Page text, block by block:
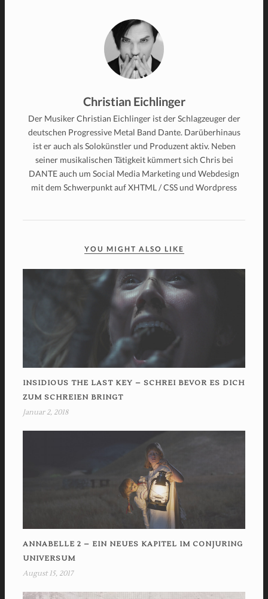
Christian Eichlinger
Der Musiker Christian Eichlinger ist der Schlagzeuger der
deutschen Progressive Metal Band Dante. Darüberhinaus
ist er auch als Solokünstler und Produzent aktiv. Neben
seiner musikalischen Tätigkeit kümmert sich Chris bei
DANTE auch um Social Media Marketing und Webdesign
mit dem Schwerpunkt auf XHTML / CSS und Wordpress
YOU MIGHT ALSO LIKE
INSIDIOUS THE LAST KEY – SCHREI BEVOR ES DICH
ZUM SCHREIEN BRINGT
Januar 2, 2018
ANNABELLE 2 – EIN NEUES KAPITEL IM CONJURING
UNIVERSUM
August 15, 2017